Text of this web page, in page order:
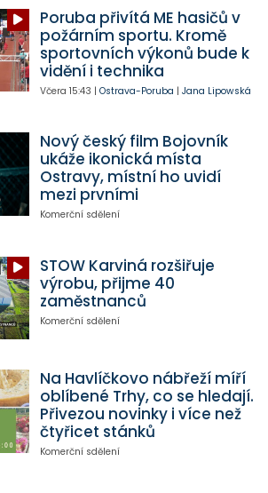
Poruba přivítá ME hasičů v
požárním sportu. Kromě
sportovních výkonů bude k
vidění i technika
Včera 15:43 | Ostrava-Poruba | Jana Lipowská
Nový český film Bojovník
ukáže ikonická místa
Ostravy, místní ho uvidí
mezi prvními
Komerční sdělení
STOW Karviná rozšiřuje
výrobu, přijme 40
zaměstnanců
Komerční sdělení
Na Havlíčkovo nábřeží míří
oblíbené Trhy, co se hledají.
Přivezou novinky i více než
čtyřicet stánků
Komerční sdělení